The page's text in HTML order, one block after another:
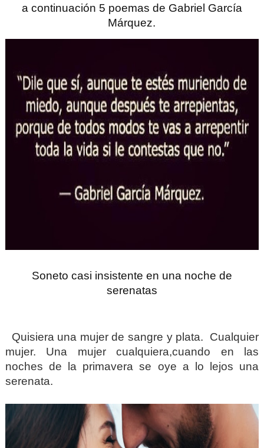
a continuación 5 poemas de Gabriel García
Márquez.
Soneto casi insistente en una noche de
serenatas
Quisiera una mujer de sangre y plata. Cualquier
mujer. Una mujer cualquiera,cuando en las
noches de la primaverase oye a lo lejos una
serenata.